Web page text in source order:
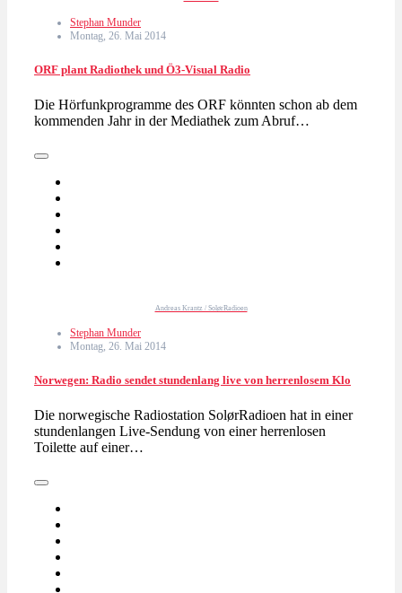
Stephan Munder
Montag, 26. Mai 2014
ORF plant Radiothek und Ö3-Visual Radio
Die Hörfunkprogramme des ORF könnten schon ab dem
kommenden Jahr in der Mediathek zum Abruf…
Andreas Krantz / SolørRadioen
Stephan Munder
Montag, 26. Mai 2014
Norwegen: Radio sendet stundenlang live von herrenlosem Klo
Die norwegische Radiostation SolørRadioen hat in einer
stundenlangen Live-Sendung von einer herrenlosen
Toilette auf einer…